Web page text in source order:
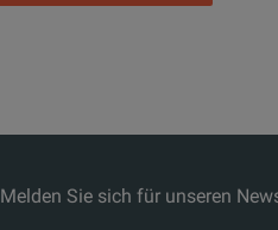
Melden Sie sich für unseren